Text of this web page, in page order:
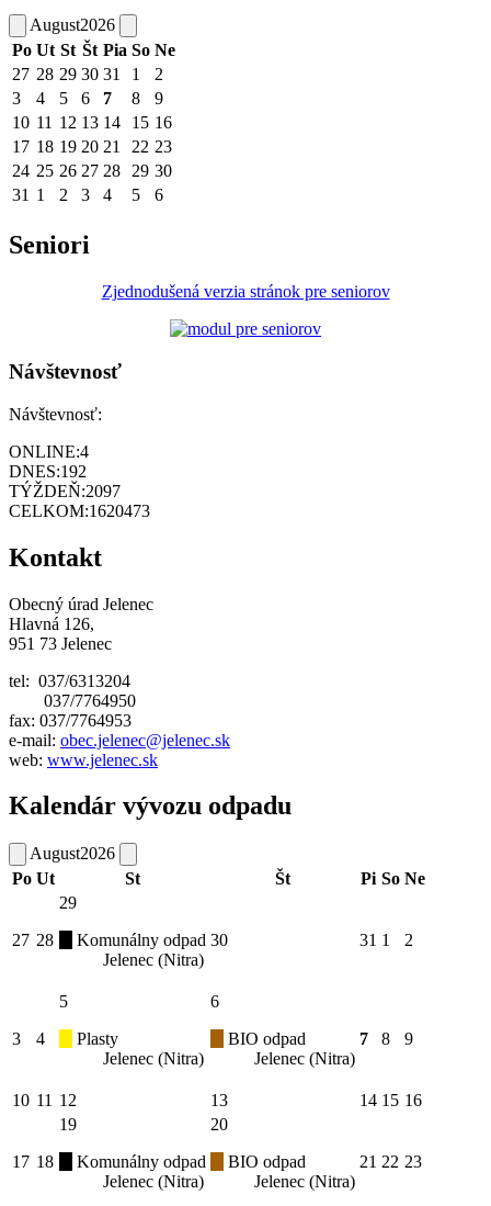
August2026
Po Ut St Št Pia So Ne
27 28 29 30 31 1
2
3
4 5 6 7 8
9
10 11 12 13 14 15 16
17 18 19 20 21 22 23
24 25 26 27 28 29 30
31 1 2 3 4 5 6
Seniori
Zjednodušená verzia stránok pre seniorov
Návštevnosť
Návštevnosť:
ONLINE:4
DNES:192
TÝŽDEŇ:2097
CELKOM:1620473
Kontakt
Obecný úrad Jelenec
Hlavná 126,
951 73 Jelenec
tel: 037/6313204
037/7764950
fax: 037/7764953
e-mail: obec.jelenec@jelenec.sk
web: www.jelenec.sk
Kalendár vývozu odpadu
August2026
Po Ut St Št Pi So Ne
27 28
29
Komunálny odpad
Jelenec (Nitra)
30 31 1 2
3 4
5
Plasty
Jelenec (Nitra)
6
BIO odpad
Jelenec (Nitra)
7 8 9
10 11 12 13 14 15 16
17 18
19
Komunálny odpad
Jelenec (Nitra)
20
BIO odpad
Jelenec (Nitra)
21 22 23